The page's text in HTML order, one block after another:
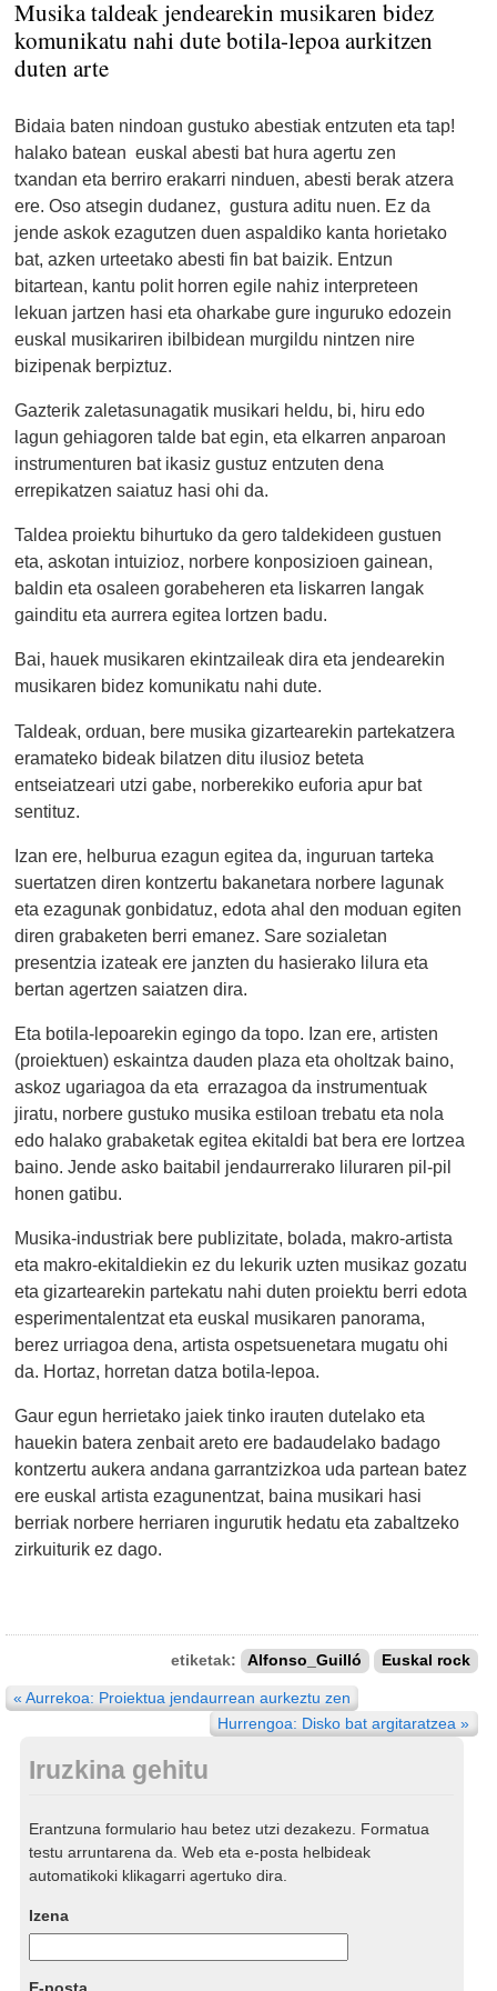
Musika taldeak jendearekin musikaren bidez
komunikatu nahi dute botila-lepoa aurkitzen
duten arte
Bidaia baten nindoan gustuko abestiak entzuten eta tap!
halako batean euskal abesti bat hura agertu zen
txandan eta berriro erakarri ninduen, abesti berak atzera
ere. Oso atsegin dudanez, gustura aditu nuen. Ez da
jende askok ezagutzen duen aspaldiko kanta horietako
bat, azken urteetako abesti fin bat baizik. Entzun
bitartean, kantu polit horren egile nahiz interpreteen
lekuan jartzen hasi eta oharkabe gure inguruko edozein
euskal musikariren ibilbidean murgildu nintzen nire
bizipenak berpiztuz.
Gazterik zaletasunagatik musikari heldu, bi, hiru edo
lagun gehiagoren talde bat egin, eta elkarren anparoan
instrumenturen bat ikasiz gustuz entzuten dena
errepikatzen saiatuz hasi ohi da.
Taldea proiektu bihurtuko da gero taldekideen gustuen
eta, askotan intuizioz, norbere konposizioen gainean,
baldin eta osaleen gorabeheren eta liskarren langak
gainditu eta aurrera egitea lortzen badu.
Bai, hauek musikaren ekintzaileak dira eta jendearekin
musikaren bidez komunikatu nahi dute.
Taldeak, orduan, bere musika gizartearekin partekatzera
eramateko bideak bilatzen ditu ilusioz beteta
entseiatzeari utzi gabe, norberekiko euforia apur bat
sentituz.
Izan ere, helburua ezagun egitea da, inguruan tarteka
suertatzen diren kontzertu bakanetara norbere lagunak
eta ezagunak gonbidatuz, edota ahal den moduan egiten
diren grabaketen berri emanez. Sare sozialetan
presentzia izateak ere janzten du hasierako lilura eta
bertan agertzen saiatzen dira.
Eta botila-lepoarekin egingo da topo. Izan ere, artisten
(proiektuen) eskaintza dauden plaza eta oholtzak baino,
askoz ugariagoa da eta errazagoa da instrumentuak
jiratu, norbere gustuko musika estiloan trebatu eta nola
edo halako grabaketak egitea ekitaldi bat bera ere lortzea
baino. Jende asko baitabil jendaurrerako liluraren pil-pil
honen gatibu.
Musika-industriak bere publizitate, bolada, makro-artista
eta makro-ekitaldiekin ez du lekurik uzten musikaz gozatu
eta gizartearekin partekatu nahi duten proiektu berri edota
esperimentalentzat eta euskal musikaren panorama,
berez urriagoa dena, artista ospetsuenetara mugatu ohi
da. Hortaz, horretan datza botila-lepoa.
Gaur egun herrietako jaiek tinko irauten dutelako eta
hauekin batera zenbait areto ere badaudelako badago
kontzertu aukera andana garrantzizkoa uda partean batez
ere euskal artista ezagunentzat, baina musikari hasi
berriak norbere herriaren ingurutik hedatu eta zabaltzeko
zirkuiturik ez dago.
etiketak: Alfonso_Guilló Euskal rock
« Aurrekoa: Proiektua jendaurrean aurkeztu zen
Hurrengoa: Disko bat argitaratzea »
Iruzkina gehitu
Erantzuna formulario hau betez utzi dezakezu. Formatua
testu arruntarena da. Web eta e-posta helbideak
automatikoki klikagarri agertuko dira.
Izena